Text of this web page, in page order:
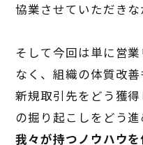
協業させていただきな
そして今回は単に営
なく、組織の体質改善
新規取引先をどう獲
の掘り起こしをどう進
我々が持つノウハウ